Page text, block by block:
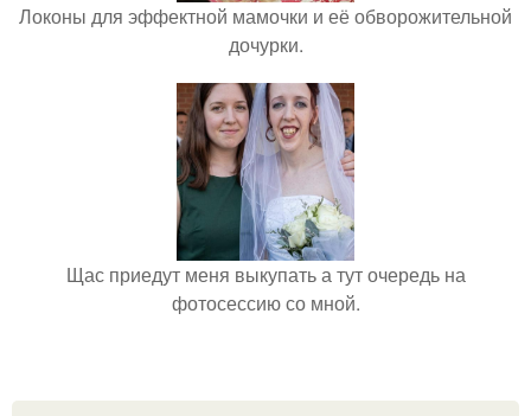
Локоны для эффектной мамочки и её обворожительной
дочурки.
Щас приедут меня выкупать а тут очередь на
фотосессию со мной.